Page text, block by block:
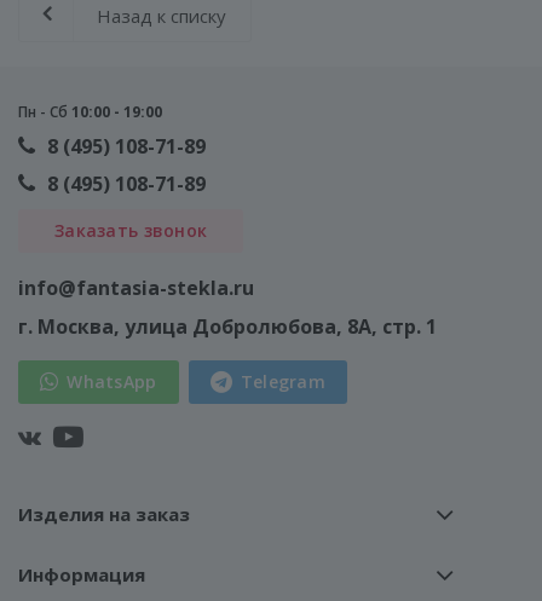
Назад к списку
Пн - Сб 10:00 - 19:00
8 (495) 108-71-89
8 (495) 108-71-89
Заказать звонок
info@fantasia-stekla.ru
г. Москва, улица Добролюбова, 8А, стр. 1
WhatsApp Telegram
Изделия на заказ
Информация